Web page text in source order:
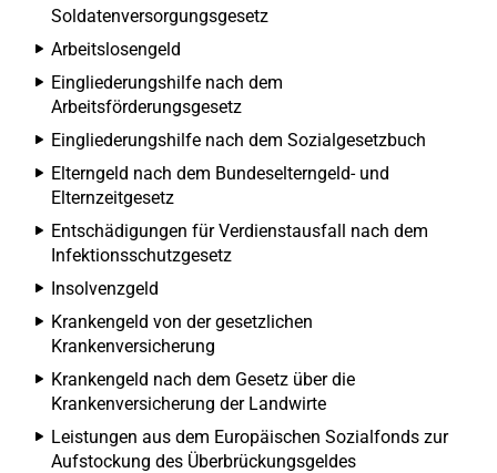
Soldatenversorgungsgesetz
Arbeitslosengeld
Eingliederungshilfe nach dem
Arbeitsförderungsgesetz
Eingliederungshilfe nach dem Sozialgesetzbuch
Elterngeld nach dem Bundeselterngeld- und
Elternzeitgesetz
Entschädigungen für Verdienstausfall nach dem
Infektionsschutzgesetz
Insolvenzgeld
Krankengeld von der gesetzlichen
Krankenversicherung
Krankengeld nach dem Gesetz über die
Krankenversicherung der Landwirte
Leistungen aus dem Europäischen Sozialfonds zur
Aufstockung des Überbrückungsgeldes